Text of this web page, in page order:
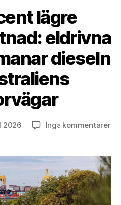
lägre
eldrivna
dieseln
2026 Inga kommentarertill